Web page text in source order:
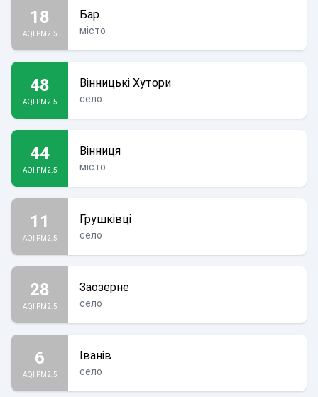
18
AQI PM2.5
Бар
місто
48
AQI PM2.5
Вінницькі Хутори
село
44
AQI PM2.5
Вінниця
місто
11
AQI PM2.5
Грушківці
село
28
AQI PM2.5
Заозерне
село
6
AQI PM2.5
Іванів
село